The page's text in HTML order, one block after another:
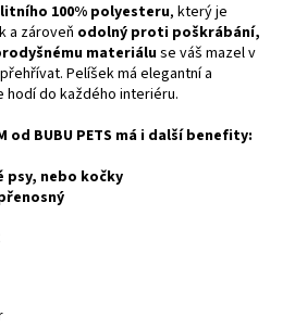
100% polyesteru, který je
a zároveň odolný proti poškrábání,
materiáluse váš mazel v
Pelíšek má elegantní a
do každého interiéru.
od BUBU PETS má i další benefity:
psy, nebo kočky